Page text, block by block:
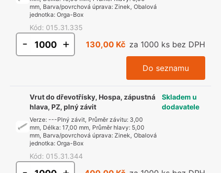
mm, Barva/povrchová úprava: Zinek, Obalová
jednotka: Orga-Box
Kód: 015.31.335
- + 130,00 Kč za 1000 ks bez DPH
Do seznamu
Vrut do dřevotřísky, Hospa, zápustná
hlava, PZ, plný závit
Verze: ---Plný závit, Průměr závitu: 3,00
mm, Délka: 17,00 mm, Průměr hlavy: 5,00
mm, Barva/povrchová úprava: Zinek, Obalová
jednotka: Orga-Box
Kód: 015.31.344
Skladem u
dodavatele